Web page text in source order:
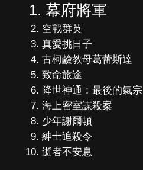
幕府將軍
空戰群英
真愛挑日子
古柯鹼教母葛蕾斯達
致命旅途
降世神通：最後的氣宗
海上密室謀殺案
少年謝爾頓
紳士追殺令
逝者不安息